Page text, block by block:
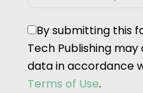
By submitting this
Tech Publishing
data in accordance
Terms of Use.